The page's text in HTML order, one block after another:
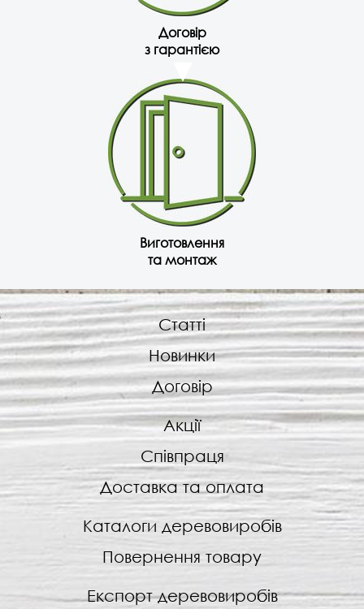
Договір
з гарантією
Виготовлення
та монтаж
Статті
Новинки
Договір
Акції
Співпраця
Доставка та оплата
Каталоги деревовиробів
Повернення товару
Експорт деревовиробів